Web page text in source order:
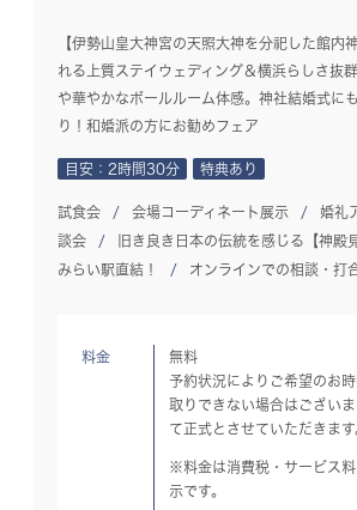
【伊勢山皇大神宮の天照大神を分祀した館内
れる上質ステイウェディング＆横浜らしさ抜
や華やかなボールルーム体感。神社結婚式に
り！和婚派の方にお勧めフェア
目安：2時間30分 特典あり
試食会 会場コーディネート展示 婚礼
談会
旧き良き日本の伝統を感じる【神殿
みらい駅直結！
オンラインでの相談・打
料金
無料
予約状況によりご希望のお
取りできない場合はござい
て正式とさせていただきます
※料金は消費税・サービス
示です。